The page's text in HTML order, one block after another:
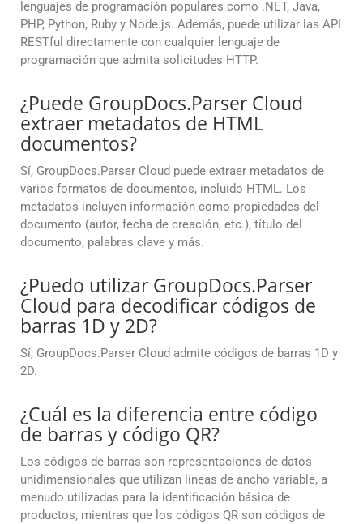
lenguajes de programación populares como .NET, Java,
PHP, Python, Ruby y Node.js. Además, puede utilizar las API
RESTful directamente con cualquier lenguaje de
programación que admita solicitudes HTTP.
¿Puede GroupDocs.Parser Cloud
extraer metadatos de HTML
documentos?
Sí, GroupDocs.Parser Cloud puede extraer metadatos de
varios formatos de documentos, incluido HTML. Los
metadatos incluyen información como propiedades del
documento (autor, fecha de creación, etc.), título del
documento, palabras clave y más.
¿Puedo utilizar GroupDocs.Parser
Cloud para decodificar códigos de
barras 1D y 2D?
Sí, GroupDocs.Parser Cloud admite códigos de barras 1D y
2D.
¿Cuál es la diferencia entre código
de barras y código QR?
Los códigos de barras son representaciones de datos
unidimensionales que utilizan líneas de ancho variable, a
menudo utilizadas para la identificación básica de
productos, mientras que los códigos QR son códigos de